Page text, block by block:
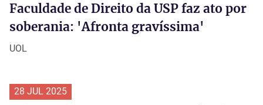
Faculdade de Direito da USP faz ato por
soberania: 'Afronta gravíssima'
UOL
28 JUL 2025